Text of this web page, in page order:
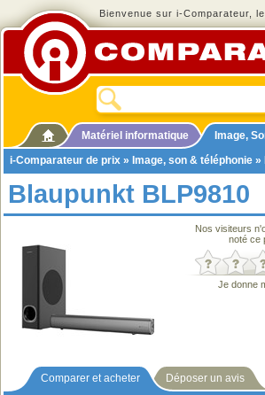
Bienvenue sur i-Comparateur,
Matériel informatique Image,
i-Comparateur de prix » Image, son & téléphonie »
Blaupunkt BLP9810
Nos visiteurs
noté ce
Je donne
Comparer et acheter Déposer un avis